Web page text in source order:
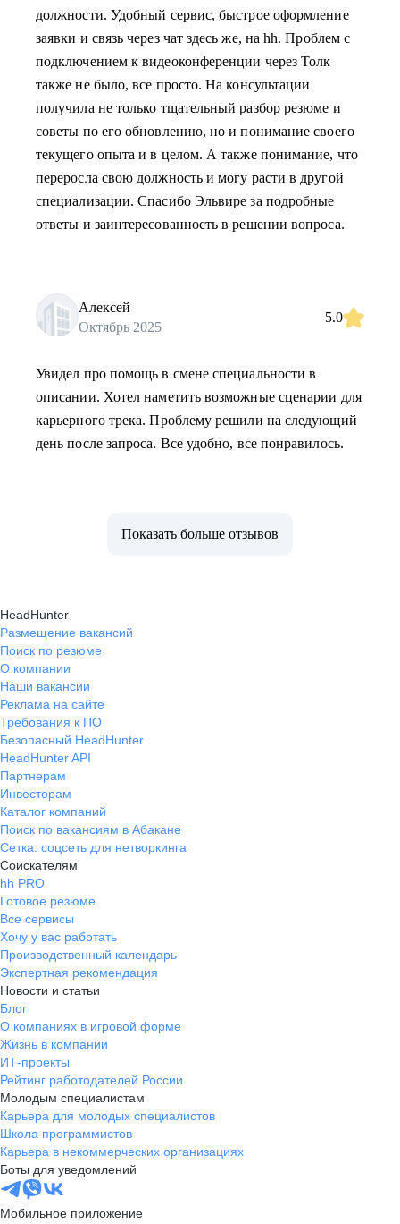
должности. Удобный сервис, быстрое оформление
заявки и связь через чат здесь же, на hh. Проблем с
подключением к видеоконференции через Толк
также не было, все просто. На консультации
получила не только тщательный разбор резюме и
советы по его обновлению, но и понимание своего
текущего опыта и в целом. А также понимание, что
переросла свою должность и могу расти в другой
специализации. Спасибо Эльвире за подробные
ответы и заинтересованность в решении вопроса.
Алексей
Октябрь 2025
5.0
Увидел про помощь в смене специальности в
описании. Хотел наметить возможные сценарии для
карьерного трека. Проблему решили на следующий
день после запроса. Все удобно, все понравилось.
Показать больше отзывов
HeadHunter
Размещение вакансий
Поиск по резюме
О компании
Наши вакансии
Реклама на сайте
Требования к ПО
Безопасный HeadHunter
HeadHunter API
Партнерам
Инвесторам
Каталог компаний
Поиск по вакансиям в Абакане
Сетка: соцсеть для нетворкинга
Соискателям
hh PRO
Готовое резюме
Все сервисы
Хочу у вас работать
Производственный календарь
Экспертная рекомендация
Новости и статьи
Блог
О компаниях в игровой форме
Жизнь в компании
ИТ-проекты
Рейтинг работодателей России
Молодым специалистам
Карьера для молодых специалистов
Школа программистов
Карьера в некоммерческих организациях
Боты для уведомлений
Мобильное приложение